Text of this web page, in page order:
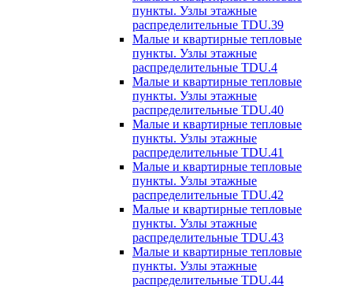
пункты. Узлы этажные
распределительные TDU.39
Малые и квартирные тепловые
пункты. Узлы этажные
распределительные TDU.4
Малые и квартирные тепловые
пункты. Узлы этажные
распределительные TDU.40
Малые и квартирные тепловые
пункты. Узлы этажные
распределительные TDU.41
Малые и квартирные тепловые
пункты. Узлы этажные
распределительные TDU.42
Малые и квартирные тепловые
пункты. Узлы этажные
распределительные TDU.43
Малые и квартирные тепловые
пункты. Узлы этажные
распределительные TDU.44